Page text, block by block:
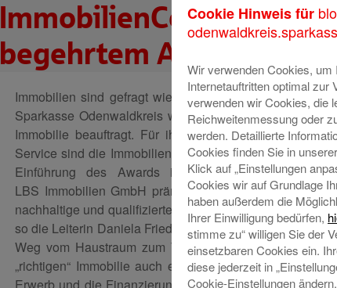
ImmobilienCenter wird
begehrtem Award
Immobilien sind gefragt wie nie und die Spezialisten
Sparkasse Odenwaldkreis werden immer öfter von
Immobilie beauftragt. Für ihre kompetente Beratung
Service sind die Immobilien-Spezialisten aus Erbach
Einführung des Awards im Jahr 2010, mit dem
LBS Immobilien GmbH prämiert worden. „Diese
nachhaltige und qualifizierte Dienstleistung, die wir für
so die Leiterin Daniela Friedrichs. „Wir begleiten jeden
Weg vom Haustraum zum Traumhaus. Dazu gehört
„richtigen“ Immobilie auch eine kompetente und
Cookie Hinweis für
Wir verwenden Cookies, um
Internetauftritten optimal zur
verwenden wir Cookies, die
Reichweitenmessung oder
werden. Detaillierte
Cookies finden Sie in unserer
Klick auf „Einstellungen
Cookies wir auf Grundlage
haben außerdem die
Ihrer Einwilligung bedürfen,
stimme zu“ willigen Sie der
einsetzbaren Cookies ein.
diese jederzeit in
Cookie-Einstellungen